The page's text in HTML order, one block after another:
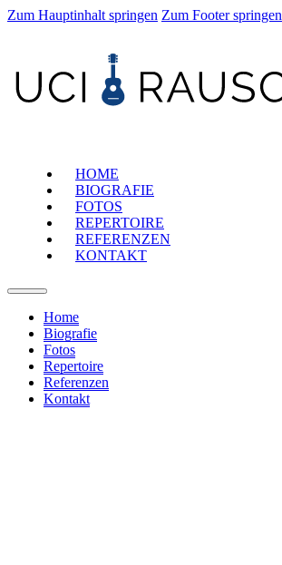
Zum Hauptinhalt springen Zum Footer springen
HOME
BIOGRAFIE
FOTOS
REPERTOIRE
REFERENZEN
KONTAKT
Home
Biografie
Fotos
Repertoire
Referenzen
Kontakt